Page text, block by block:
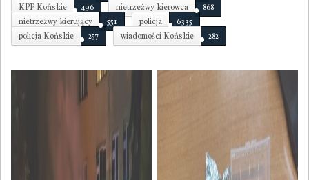
KPP Końskie
496 nietrzeźwy kierowca
868
nietrzeźwy kierujący
551 policja
6335
policja Końskie
257 wiadomości Końskie 282